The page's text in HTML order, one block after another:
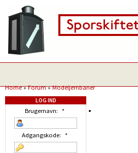
Home»Forum»Modeljernbaner
LOG IND
Brugernavn: *
Adgangskode: *